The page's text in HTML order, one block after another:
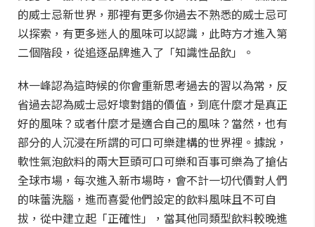
的威士忌新世界，那裡有更多你過去不熟悉的威士忌可
以探索，有更多迷人的風味可以認識，此時方才進入第
二個階段，從追逐品牌進入了「知識性品飲」。
林一峰認為這時候的你會重新思考過去的習以為常，反
省過去認為威士忌好壞對錯的價值，到底什麼才是真正
好的風味？或者什麼才是適合自己的風味？當然，也有
部分的人沉浸在所謂的可口可樂建構的世界裡。據說，
軟性氣泡飲料的兩大巨頭可口可樂和百事可樂為了搶佔
全球市場，每次進入新市場時，會不計一切代價對人們
的味蕾洗腦，進而喜愛他們設定的飲料風味且不可自
拔，從中建立起「正確性」，當其他同類型飲料較晚進